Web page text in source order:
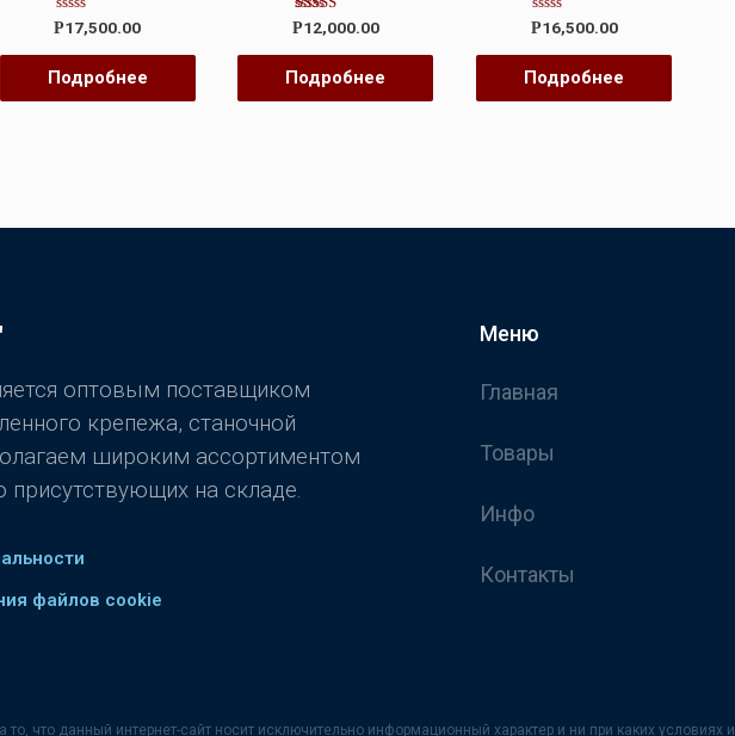
Оценка
из
5
Р17,500.00
Подробнее
Оценка
4.33
из 5
Р12,000.00
Подробнее
Оценка
из
5
Р16,500.00
Подробнее
оптовым поставщиком
крепежа, станочной
широким ассортиментом
присутствующих на складе.
файлов cookie
Меню
Главная
Товары
Инфо
Контакты
что данный интернет-сайт носит исключительно информационный характер и ни при каких